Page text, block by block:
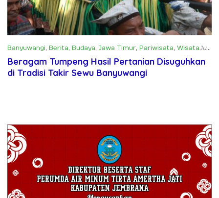
Banyuwangi, Berita, Budaya, Jawa Timur, Pariwisata, WisataJuni
28, 2025
Beragam Tumpeng Hasil Pertanian Disuguhkan
di Tradisi Takir Sewu Banyuwangi